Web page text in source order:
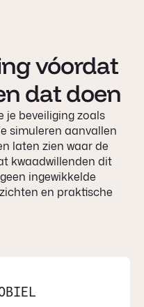
vóordat
dat doen
je beveiliging zoals
simuleren aanvallen
laten zien waar de
kwaadwillenden dit
ingewikkelde
en praktische